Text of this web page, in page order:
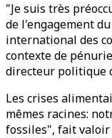
"Je suis très
de l'engagement
international des
contexte de
directeur politique
Les crises
mêmes racines:
fossiles", fait valoir